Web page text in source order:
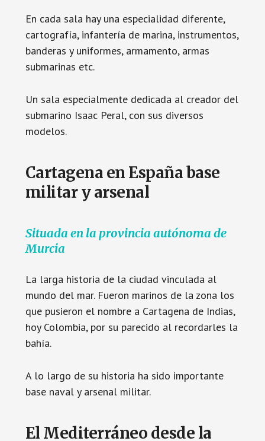
En cada sala hay una especialidad diferente,
cartografía, infantería de marina, instrumentos,
banderas y uniformes, armamento, armas
submarinas etc.
Un sala especialmente dedicada al creador del
submarino Isaac Peral, con sus diversos
modelos.
Cartagena en España base
militar y arsenal
Situada en la provincia autónoma de
Murcia
La larga historia de la ciudad vinculada al
mundo del mar. Fueron marinos de la zona los
que pusieron el nombre a Cartagena de Indias,
hoy Colombia, por su parecido al recordarles la
bahía.
A lo largo de su historia ha sido importante
base naval y arsenal militar.
El Mediterráneo desde la